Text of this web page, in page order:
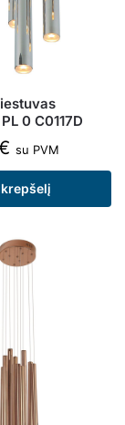
0 C0117D
su PVM
krepšelį